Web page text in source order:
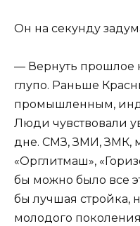
Он на секунду
— Вернуть прошлое
глупо. Раньше
промышленным,
Люди чувствовали
дне. СМЗ, ЗМИ, ЗМК,
«Орглитмаш»,
бы можно было все
бы лучшая стройка,
молодого